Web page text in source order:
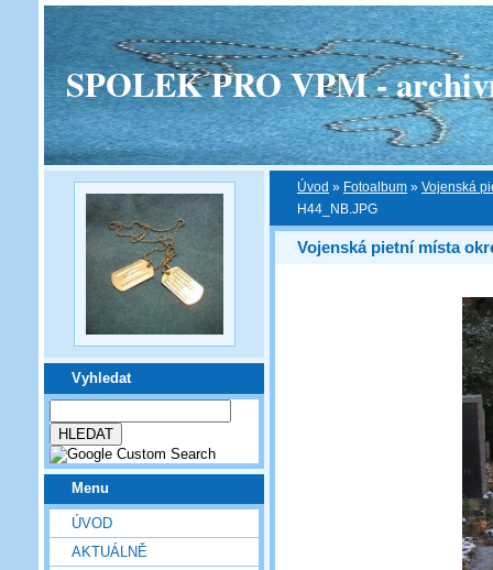
SPOLEK PRO VPM -
Vyhledat
Menu
ÚVOD
AKTUÁLNĚ
Úvod » Fotoalbum » Vojenská
H44_NB.JPG
Vojenská pietní místa